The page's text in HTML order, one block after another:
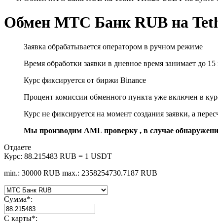
Обмен МТС Банк RUB на
Заявка обрабатывается оператором в ручном режиме
Время обработки заявки в дневное время занимает до
Курс фиксируется от биржи Binance
Процент комиссии обменного пункта уже включен в
Курс не фиксируется на момент создания заявки, а
Мы производим AML проверку , в случае
Отдаете
Курс: 88.215483 RUB = 1 USDT
min.: 30000 RUB max.: 2358254730.7187 RUB
Сумма*:
С карты*: